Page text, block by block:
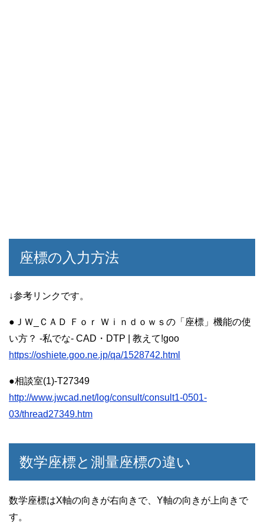
座標の入力方法
↓参考リンクです。
●ＪＷ_ＣＡＤ Ｆｏｒ Ｗｉｎｄｏｗｓの「座標」機能の使
い方？ -私でな- CAD・DTP | 教えて!goo
https://oshiete.goo.ne.jp/qa/1528742.html
●相談室(1)-T27349
http://www.jwcad.net/log/consult/consult1-0501-
03/thread27349.htm
数学座標と測量座標の違い
数学座標はX軸の向きが右向きで、Y軸の向きが上向きで
す。